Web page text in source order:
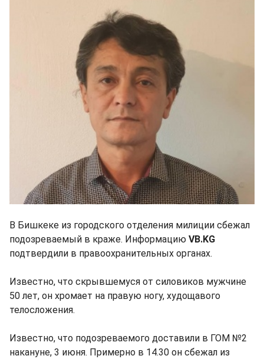
В Бишкеке из городского отделения милиции сбежал
подозреваемый в краже. Информацию VB.KG
подтвердили в правоохранительных органах.
Известно, что скрывшемуся от силовиков мужчине
50 лет, он хромает на правую ногу, худощавого
телосложения.
Известно, что подозреваемого доставили в ГОМ №2
накануне, 3 июня. Примерно в 14.30 он сбежал из